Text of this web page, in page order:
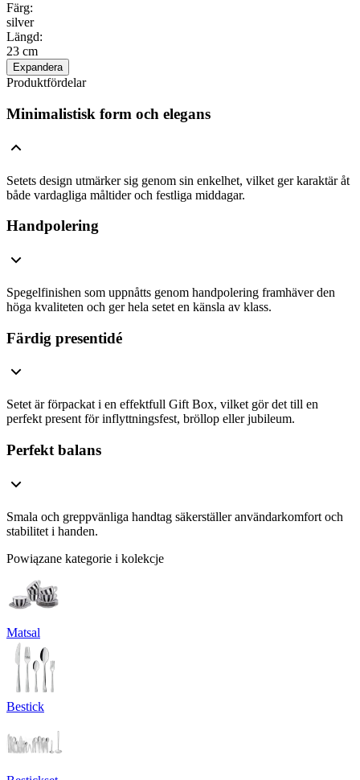
Färg:
silver
Längd:
23 cm
Expandera
Produktfördelar
Minimalistisk form och elegans
Setets design utmärker sig genom sin enkelhet, vilket ger karaktär åt
både vardagliga måltider och festliga middagar.
Handpolering
Spegelfinishen som uppnåtts genom handpolering framhäver den
höga kvaliteten och ger hela setet en känsla av klass.
Färdig presentidé
Setet är förpackat i en effektfull Gift Box, vilket gör det till en
perfekt present för inflyttningsfest, bröllop eller jubileum.
Perfekt balans
Smala och greppvänliga handtag säkerställer användarkomfort och
stabilitet i handen.
Powiązane kategorie i kolekcje
Matsal
Bestick